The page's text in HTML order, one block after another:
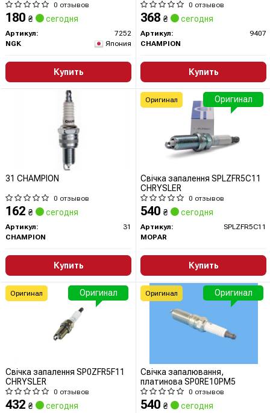
0 отзывов
180 ₴ сегодня
Артикул:
7252
NGK
Япония
Купить
0 отзывов
368 ₴ сегодня
Артикул:
9407
CHAMPION
Купить
31 CHAMPION
0 отзывов
162 ₴ сегодня
Артикул:
31
CHAMPION
Купить
Свічка запалення SPLZFR5C11
CHRYSLER
0 отзывов
540 ₴ сегодня
Артикул:
SPLZFR5C11
MOPAR
Купить
Оригинал
Оригинал
Свічка запалення SP0ZFR5F11
CHRYSLER
0 отзывов
432 ₴ сегодня
Оригинал
Оригинал
Свічка запалювання,
платинова SP0RE10PM5
0 отзывов
540 ₴ сегодня
Оригинал
Оригинал